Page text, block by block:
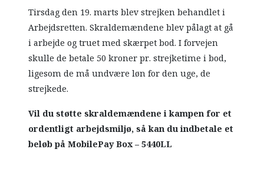
Tirsdag den 19. marts blev strejken behandlet i
Arbejdsretten. Skraldemændene blev pålagt at gå
i arbejde og truet med skærpet bod. I forvejen
skulle de betale 50 kroner pr. strejketime i bod,
ligesom de må undvære løn for den uge, de
strejkede.
Vil du støtte skraldemændene i kampen for et
ordentligt arbejdsmiljø, så kan du indbetale et
beløb på MobilePay Box – 5440LL